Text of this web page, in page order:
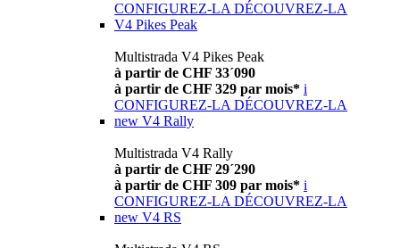
CONFIGUREZ-LA DÉCOUVREZ-LA
V4 Pikes Peak
Multistrada V4 Pikes Peak
à partir de CHF 33´090
à partir de CHF 329 par mois* i
CONFIGUREZ-LA DÉCOUVREZ-LA
new V4 Rally
Multistrada V4 Rally
à partir de CHF 29´290
à partir de CHF 309 par mois* i
CONFIGUREZ-LA DÉCOUVREZ-LA
new V4 RS